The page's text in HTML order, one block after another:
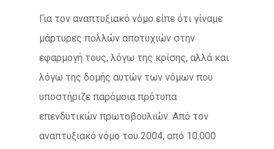
Για τον αναπτυξιακό νόμο είπε ότι γίναμε
μάρτυρες πολλών αποτυχιών στην
εφαρμογή τους, λόγω της κρίσης, αλλά και
λόγω της δομής αυτών των νόμων που
υποστήριζε παρόμοια πρότυπα
επενδυτικών πρωτοβουλιών. Από τον
αναπτυξιακό νόμο του 2004, από 10.000